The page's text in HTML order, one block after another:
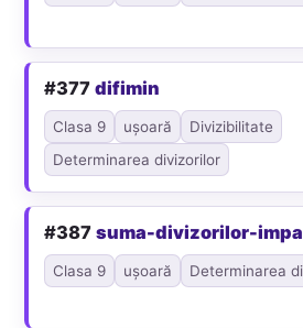
#377difimin
Clasa 9 ușoară
Divizibilitate
Determinarea divizorilor
#387suma-divizorilor-
Clasa 9 ușoară Determinarea